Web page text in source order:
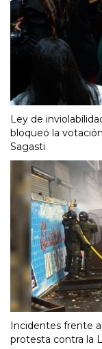
Ley de
bloqueó la
Sagasti
Incidentes frente
protesta contra la